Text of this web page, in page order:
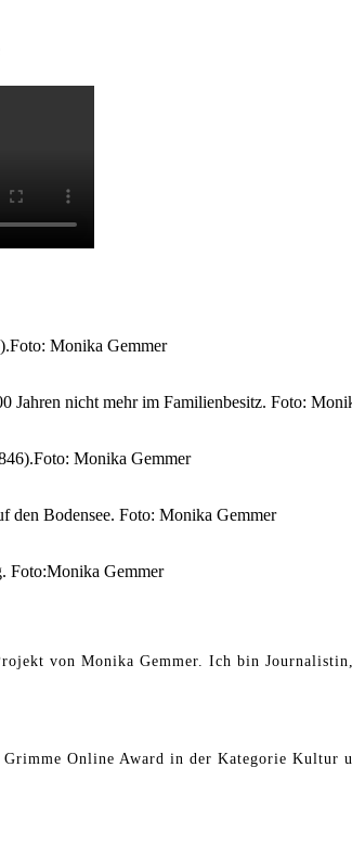
Monika Gemmer
Jahren nicht mehr im Familienbesitz. Foto:
Monika Gemmer
den Bodensee. Foto: Monika Gemmer
Foto:Monika Gemmer
von Monika Gemmer. Ich bin
Online Award in der Kategorie Kultur